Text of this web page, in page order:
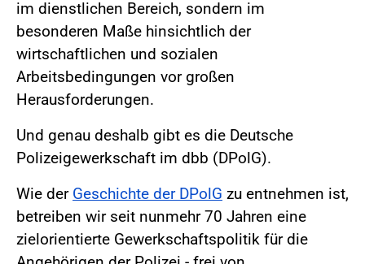
im dienstlichen Bereich, sondern im
besonderen Maße hinsichtlich der
wirtschaftlichen und sozialen
Arbeitsbedingungen vor großen
Herausforderungen.
Und genau deshalb gibt es die Deutsche
Polizeigewerkschaft im dbb (DPolG).
Wie der Geschichte der DPolG zu entnehmen ist,
betreiben wir seit nunmehr 70 Jahren eine
zielorientierte Gewerkschaftspolitik für die